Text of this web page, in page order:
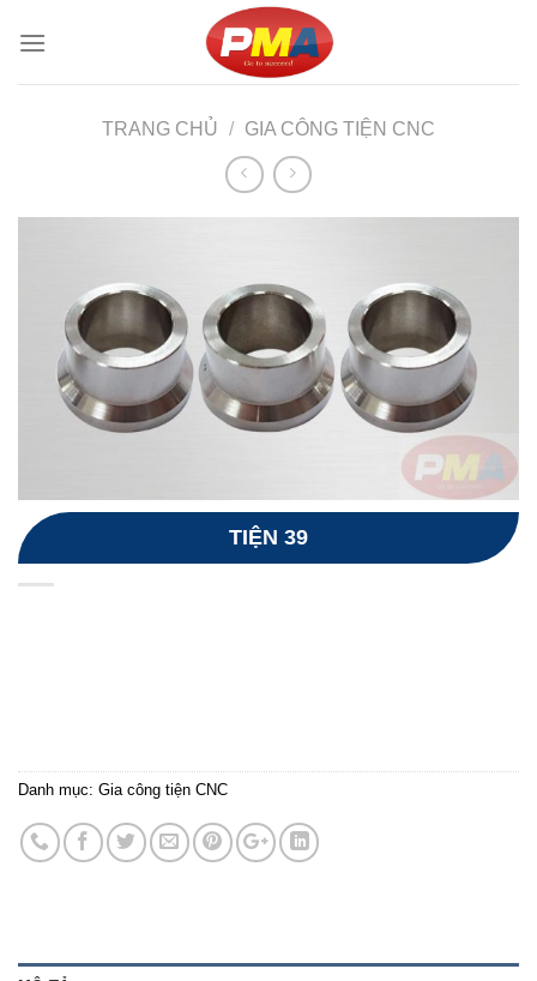
TRANG CHỦ / GIA CÔNG TIỆN CNC
TIỆN 39
Danh mục: Gia công tiện CNC